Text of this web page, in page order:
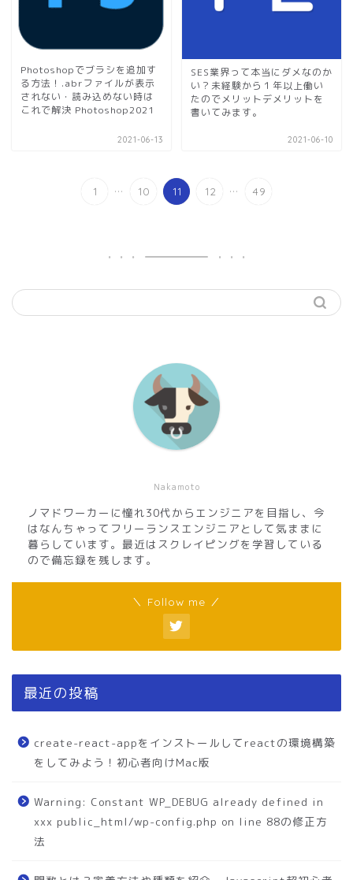
Photoshopでブラシを追加す
る方法！.abrファイルが表示
されない・読み込めない時は
これで解決 Photoshop2021
2021-06-13
SES業界って本当にダメなのか
い？未経験から１年以上働い
たのでメリットデメリットを
書いてみます。
2021-06-10
1 ... 10 11 12 ... 49
Nakamoto
ノマドワーカーに憧れ30代からエンジニアを目指し、今
はなんちゃってフリーランスエンジニアとして気ままに
暮らしています。最近はスクレイピングを学習している
ので備忘録を残します。
＼ Follow me ／
最近の投稿
create-react-appをインストールしてreactの環境構築
をしてみよう！初心者向けMac版
Warning: Constant WP_DEBUG already defined in
xxx public_html/wp-config.php on line 88の修正方
法